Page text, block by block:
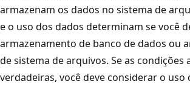
armazenam os dados no sistema de
e o uso dos dados determinam se você
armazenamento de banco de dados ou
de sistema de arquivos. Se as condições
verdadeiras, você deve considerar o uso